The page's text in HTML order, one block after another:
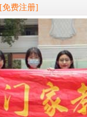
[免费注册]